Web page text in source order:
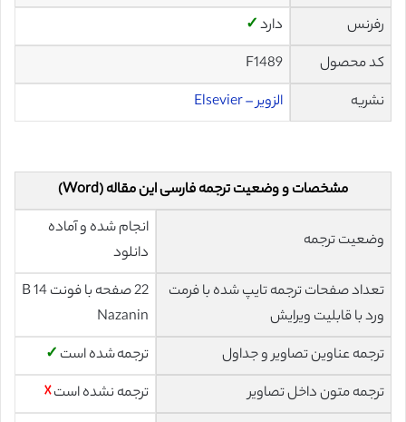
رفرنس دارد✓
کد محصول
F1489
نشریه
الزویر – Elsevier
مشخصات و وضعیت ترجمه فارسی این مقاله (Word)
وضعیت ترجمه
انجام شده و آماده
دانلود
تعداد صفحات ترجمه تایپ شده با فرمت
ورد با قابلیت ویرایش
22 صفحه با فونت 14 B
Nazanin
ترجمه عناوین تصاویر و جداول
ترجمه شده است ✓
ترجمه متون داخل تصاویر
ترجمه نشده است☓